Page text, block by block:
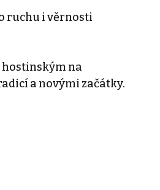
ruchu i věrnosti
hostinským na
a novými začátky.